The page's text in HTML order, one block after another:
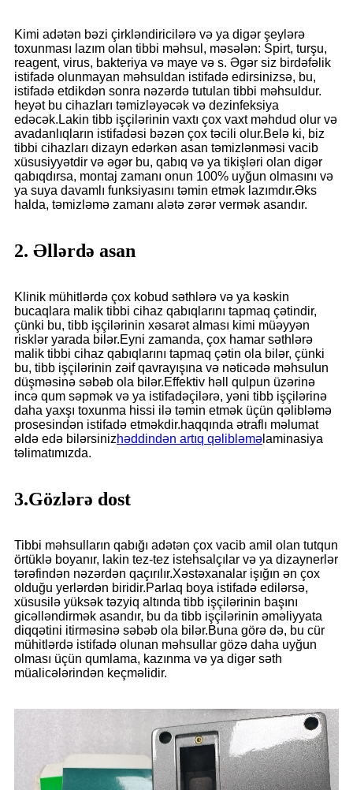
Kimi adətən bəzi çirkləndiricilərə və ya digər şeylərə
toxunması lazım olan tibbi məhsul, məsələn: Spirt, turşu,
reagent, virus, bakteriya və maye və s. Əgər siz birdəfəlik
istifadə olunmayan məhsuldan istifadə edirsinizsə, bu,
istifadə etdikdən sonra nəzərdə tutulan tibbi məhsuldur.
heyət bu cihazları təmizləyəcək və dezinfeksiya
edəcək.Lakin tibb işçilərinin vaxtı çox vaxt məhdud olur və
avadanlıqların istifadəsi bəzən çox təcili olur.Belə ki, biz
tibbi cihazları dizayn edərkən asan təmizlənməsi vacib
xüsusiyyətdir və əgər bu, qabıq və ya tikişləri olan digər
qabıqdırsa, montaj zamanı onun 100% uyğun olmasını və
ya suya davamlı funksiyasını təmin etmək lazımdır.Əks
halda, təmizləmə zamanı alətə zərər vermək asandır.
2. Əllərdə asan
Klinik mühitlərdə çox kobud səthlərə və ya kəskin
bucaqlara malik tibbi cihaz qabıqlarını tapmaq çətindir,
çünki bu, tibb işçilərinin xəsarət alması kimi müəyyən
risklər yarada bilər.Eyni zamanda, çox hamar səthlərə
malik tibbi cihaz qabıqlarını tapmaq çətin ola bilər, çünki
bu, tibb işçilərinin zəif qavrayışına və nəticədə məhsulun
düşməsinə səbəb ola bilər.Effektiv həll qulpun üzərinə
incə qum səpmək və ya istifadəçilərə, yəni tibb işçilərinə
daha yaxşı toxunma hissi ilə təmin etmək üçün qəlibləmə
prosesindən istifadə etməkdir.haqqında ətraflı məlumat
əldə edə bilərsinizhəddindən artıq qəlibləmə laminasiya
təlimatımızda.
3.Gözlərə dost
Tibbi məhsulların qabığı adətən çox vacib amil olan tutqun
örtüklə boyanır, lakin tez-tez istehsalçılar və ya dizaynerlər
tərəfindən nəzərdən qaçırılır.Xəstəxanalar işığın ən çox
olduğu yerlərdən biridir.Parlaq boya istifadə edilərsə,
xüsusilə yüksək təzyiq altında tibb işçilərinin başını
gicəlləndirmək asandır, bu da tibb işçilərinin əməliyyata
diqqətini itirməsinə səbəb ola bilər.Buna görə də, bu cür
mühitlərdə istifadə olunan məhsullar gözə daha uyğun
olması üçün qumlama, kazınma və ya digər səth
müalicələrindən keçməlidir.